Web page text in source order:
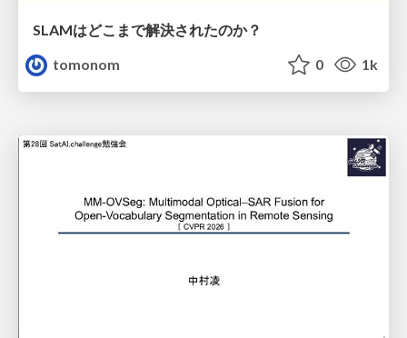
SLAMはどこまで解決されたのか？
tomonom
0 1k